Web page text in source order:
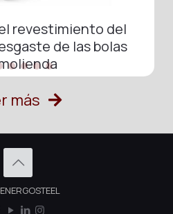
revestimiento del
de las bolas
más